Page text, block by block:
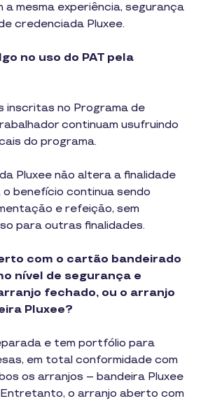
a mesma experiência, segurança
credenciada Pluxee.
no uso do PAT pela
inscritas no Programa de
continuam usufruindo
do programa.
Pluxee não altera a finalidade
benefício continua sendo
e refeição, sem
para outras finalidades.
com o cartão bandeirado
nível de segurança e
fechado, ou o arranjo
Pluxee?
e tem portfólio para
em total conformidade com
os arranjos – bandeira Pluxee
Entretanto, o arranjo aberto com